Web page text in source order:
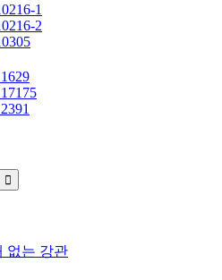
1
2
없는 강관